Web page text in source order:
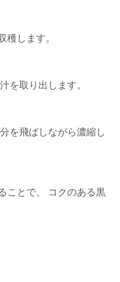
穫します。
を取り出します。
を飛ばしながら濃縮し
ことで、 コクのある黒